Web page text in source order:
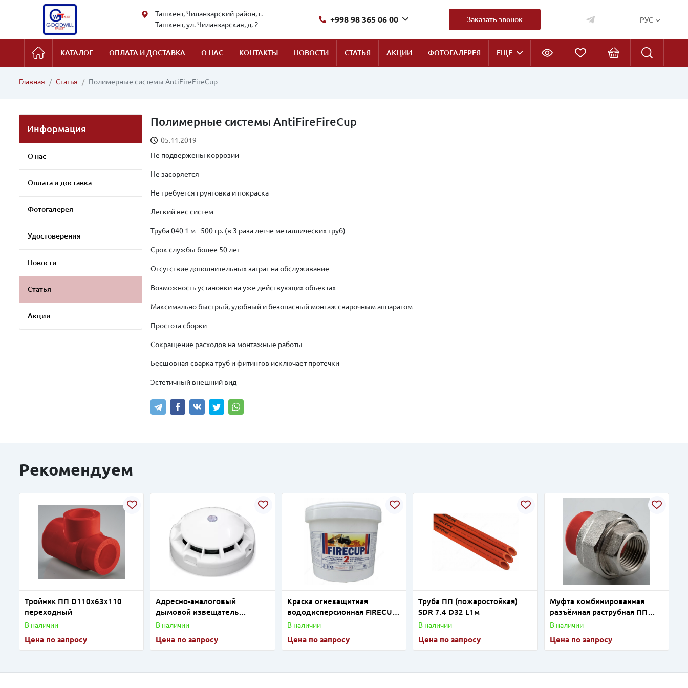
Ташкент, Чиланзарский район, г.
Ташкент, ул. Чиланзарская, д. 2
+998 98 365 06 00 Заказать звонок РУС
КАТАЛОГ ОПЛАТА И ДОСТАВКА О НАС КОНТАКТЫ НОВОСТИ СТАТЬЯ АКЦИИ ФОТОГАЛЕРЕЯ ЕЩЕ
Главная Статья Полимерные системы AntiFireFireCup
Информация
О нас
Оплата и доставка
Фотогалерея
Удостоверения
Новости
Статья
Акции
Полимерные системы AntiFireFireCup
05.11.2019
Не подвержены коррозии
Не засоряется
Не требуется грунтовка и покраска
Легкий вес систем
Труба 040 1 м - 500 гр. (в 3 раза легче металлических труб)
Срок службы более 50 лет
Отсутствие дополнительных затрат на обслуживание
Возможность установки на уже действующих объектах
Максимально быстрый, удобный и безопасный монтаж сварочным аппаратом
Простота сборки
Сокращение расходов на монтажные работы
Бесшовная сварка труб и фитингов исключает протечки
Эстетичный внешний вид
Рекомендуем
Тройник ПП D110х63х110
переходный
В наличии
Цена по запросу
Адресно-аналоговый
дымовой извещатель
ELEKOR-DIP-A
В наличии
Цена по запросу
Краска огнезащитная
вододисперсионная FIRECUP
2 для металлоконструкций 20
В наличии
Цена по запросу
Труба ПП (пожаростойкая)
SDR 7.4 D32 L1м
В наличии
Цена по запросу
Муфта комбинированная
разъёмная раструбная ПП
D25-3/4"BP
В наличии
Цена по запросу